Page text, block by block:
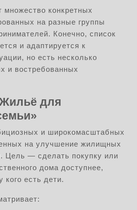
множество конкретных
на разные группы
Конечно, список
и адаптируется к
но есть несколько
и востребованных
для
и широкомасштабных
на улучшение жилищных
Цель — сделать покупку или
дома доступнее,
кого есть дети.